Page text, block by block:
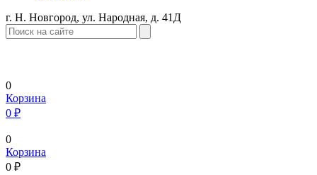
г. Н. Новгород, ул. Народная, д. 41Д
0
Корзина
0 ₽
0
Корзина
0 ₽